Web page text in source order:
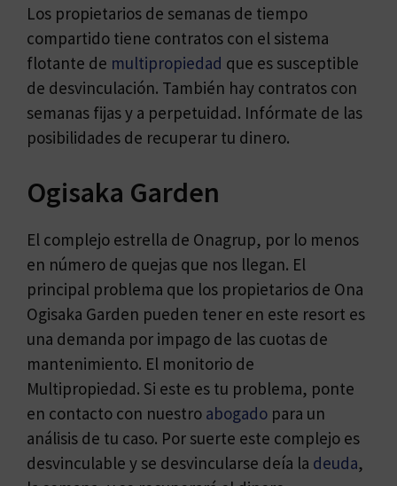
Los propietarios de semanas de tiempo
compartido tiene contratos con el sistema
flotante de multipropiedad que es susceptible
de desvinculación. También hay contratos con
semanas fijas y a perpetuidad. Infórmate de las
posibilidades de recuperar tu dinero.
Ogisaka Garden
El complejo estrella de Onagrup, por lo menos
en número de quejas que nos llegan. El
principal problema que los propietarios de Ona
Ogisaka Garden pueden tener en este resort es
una demanda por impago de las cuotas de
mantenimiento. El monitorio de
Multipropiedad. Si este es tu problema, ponte
en contacto con nuestro abogado para un
análisis de tu caso. Por suerte este complejo es
desvinculable y se desvincularse deía la deuda,